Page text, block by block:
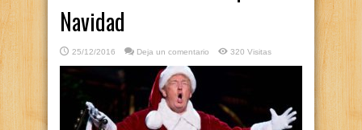
Navidad
25/12/2016 Deja un comentario 320 Visitas